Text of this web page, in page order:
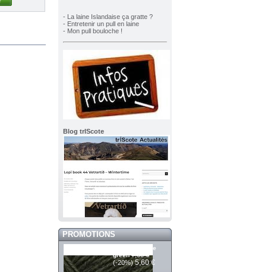
- La laine Islandaise ça gratte ?
- Entretenir un pull en laine
- Mon pull bouloche !
Blog trIScote
PROMOTIONS
Saga 105 slate
green 7,00 €
(-20%) 5,60 €